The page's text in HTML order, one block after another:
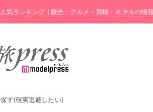
気ランキング | 観光・グルメ・買物・ホテルの情
す(現実逃避したい)